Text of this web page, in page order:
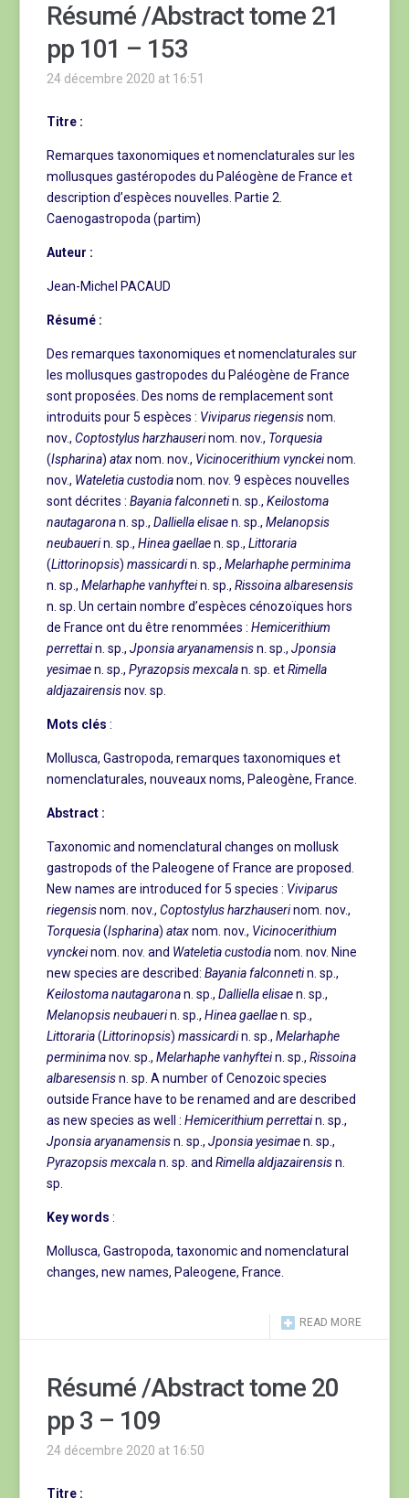
Résumé /Abstract tome 21
pp 101 – 153
24 décembre 2020 at 16:51
Titre :
Remarques taxonomiques et nomenclaturales sur les
mollusques gastéropodes du Paléogène de France et
description d’espèces nouvelles. Partie 2.
Caenogastropoda (partim)
Auteur :
Jean-Michel PACAUD
Résumé :
Des remarques taxonomiques et nomenclaturales sur
les mollusques gastropodes du Paléogène de France
sont proposées. Des noms de remplacement sont
introduits pour 5 espèces : Viviparus riegensisnom.
nov.,Coptostylus harzhauserinom. nov., Torquesia
(Ispharina)ataxnom. nov., Vicinocerithium vynckeinom.
nov., Wateletia custodianom. nov. 9 espèces nouvelles
sont décrites :Bayania falconnetin. sp.,Keilostoma
nautagaronan. sp.,Dalliella elisaen. sp.,Melanopsis
neubauerin. sp.,Hinea gaellaen. sp.,Littoraria
(Littorinopsis)massicardin. sp.,Melarhaphe perminima
n. sp.,Melarhaphe vanhyftein. sp.,Rissoina albaresensis
n. sp. Un certain nombre d’espèces cénozoïques hors
de France ont du être renommées :Hemicerithium
perrettain. sp.,Jponsia aryanamensisn. sp.,Jponsia
yesimaen. sp.,Pyrazopsis mexcalan. sp. etRimella
aldjazairensisnov. sp.
Mots clés:
Mollusca, Gastropoda, remarques taxonomiques et
nomenclaturales, nouveaux noms, Paleogène, France.
Abstract :
Taxonomic and nomenclatural changes on mollusk
gastropods of the Paleogene of France are proposed.
New names are introduced for 5 species : Viviparus
riegensisnom. nov.,Coptostylus harzhauserinom. nov.,
Torquesia(Ispharina)ataxnom. nov., Vicinocerithium
vynckeinom. nov. and Wateletia custodianom. nov. Nine
new species are described:Bayania falconnetin. sp.,
Keilostoma nautagaronan. sp.,Dalliella elisaen. sp.,
Melanopsis neubauerin. sp.,Hinea gaellaen. sp.,
Littoraria(Littorinopsis)massicardin. sp.,Melarhaphe
perminimanov. sp.,Melarhaphe vanhyftein. sp.,Rissoina
albaresensisn. sp. A number of Cenozoic species
outside France have to be renamed and are described
as new species as well :Hemicerithium perrettain. sp.,
Jponsia aryanamensisn. sp.,Jponsia yesimaen. sp.,
Pyrazopsis mexcalan. sp. andRimella aldjazairensisn.
sp.
Key words :
Mollusca, Gastropoda, taxonomic and nomenclatural
changes, new names, Paleogene, France.
READ MORE
Résumé /Abstract tome 20
pp 3 – 109
24 décembre 2020 at 16:50
Titre :